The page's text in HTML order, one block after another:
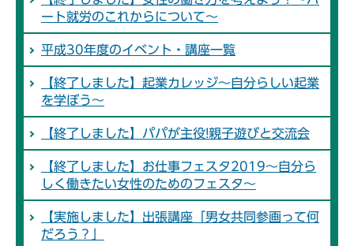
ート就労のこれからについて～
平成30年度のイベント・講座一覧
【終了しました】起業カレッジ～自分らしい起業
を学ぼう～
【終了しました】パパが主役!親子遊びと交流会
【終了しました】お仕事フェスタ2019～自分ら
しく働きたい女性のためのフェスタ～
【実施しました】出張講座「男女共同参画って何
だろう？」